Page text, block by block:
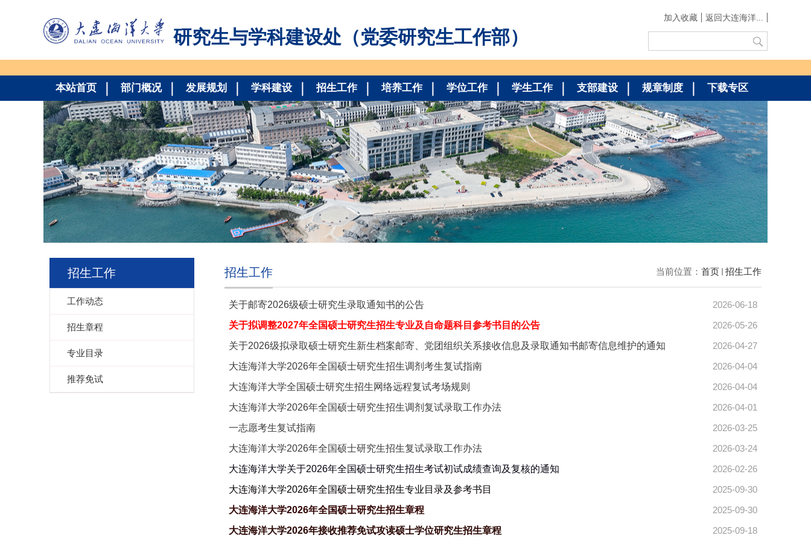
研究生与学科建设处（党委研究生工作部）
加入收藏 返回大连海洋...
本站首页 部门概况 发展规划 学科建设 招生工作 培养工作 学位工作 学生工作 支部建设 规章制度 下载专区
招生工作
工作动态
招生章程
专业目录
推荐免试
当前位置： 首页 招生工作
招生工作
关于邮寄2026级硕士研究生录取通知书的公告
2026-06-18
关于拟调整2027年全国硕士研究生招生专业及自命题科目参考书目的公告
2026-05-26
关于2026级拟录取硕士研究生新生档案邮寄、党团组织关系接收信息及录取通知书邮寄信息维护的通知
2026-04-27
大连海洋大学2026年全国硕士研究生招生调剂考生复试指南
2026-04-04
大连海洋大学全国硕士研究生招生网络远程复试考场规则
2026-04-04
大连海洋大学2026年全国硕士研究生招生调剂复试录取工作办法
2026-04-01
一志愿考生复试指南
2026-03-25
大连海洋大学2026年全国硕士研究生招生复试录取工作办法
2026-03-24
大连海洋大学关于2026年全国硕士研究生招生考试初试成绩查询及复核的通知
2026-02-26
大连海洋大学2026年全国硕士研究生招生专业目录及参考书目
2025-09-30
大连海洋大学2026年全国硕士研究生招生章程
2025-09-30
大连海洋大学2026年接收推荐免试攻读硕士学位研究生招生章程
2025-09-18